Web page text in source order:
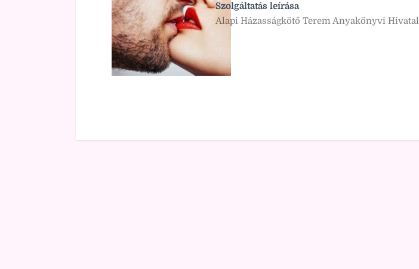
Szolgáltatás leírása
Alapi Házasságkötő Terem Anyakönyvi Hivatal